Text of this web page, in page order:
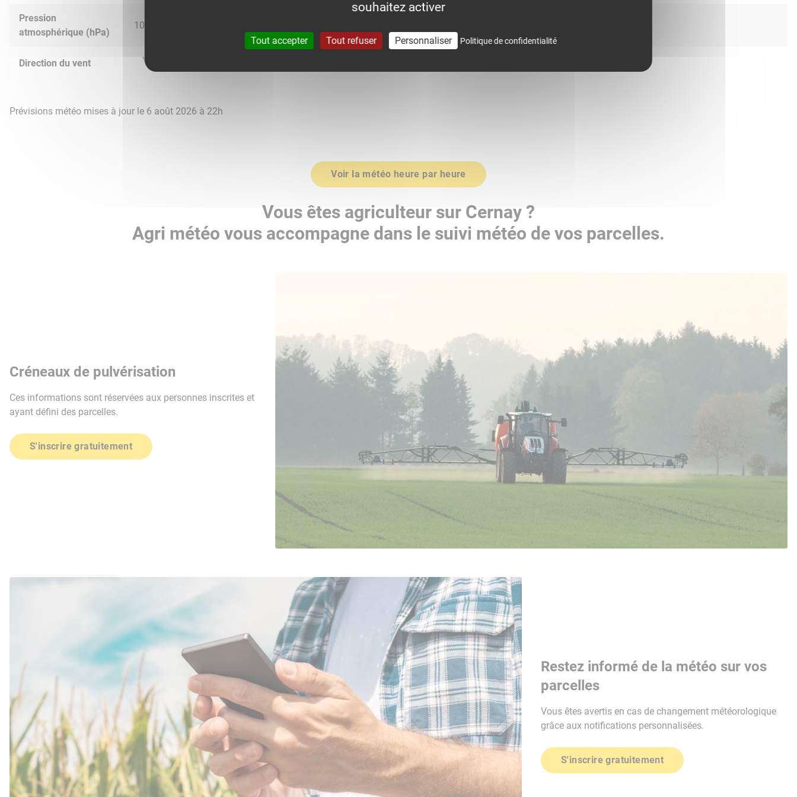
Pression
atmosphérique (hPa)
1024.0
Direction du vent
Prévisions météo mises à jour le 6 août 2026 à 22h
Voir la météo heure par heure
Vous êtes agriculteur sur Cernay ?
Agri météo vous accompagne dans le suivi météo de vos parcelles.
Créneaux de pulvérisation
Ces informations sont réservées aux personnes inscrites et
ayant défini des parcelles.
S'inscrire gratuitement
Restez informé de la météo sur vos
parcelles
Vous êtes avertis en cas de changement météorologique
grâce aux notifications personnalisées.
S'inscrire gratuitement
souhaitez activer
Tout accepter Tout refuser Personnaliser Politique de confidentialité